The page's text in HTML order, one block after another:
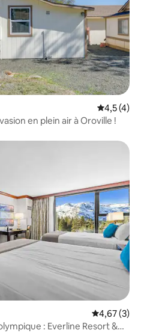
Note
4,5 (4)
en plein air à Oroville !
Note
4,67 (3)
: Everline Resort &